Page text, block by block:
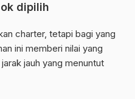
dipilih
charter, tetapi bagi yang
ini memberi nilai yang
jauh yang menuntut